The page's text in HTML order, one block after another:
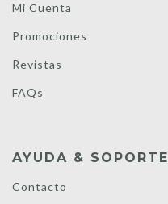
Mi Cuenta
Promociones
Revistas
FAQs
AYUDA & SOPORTE
Contacto